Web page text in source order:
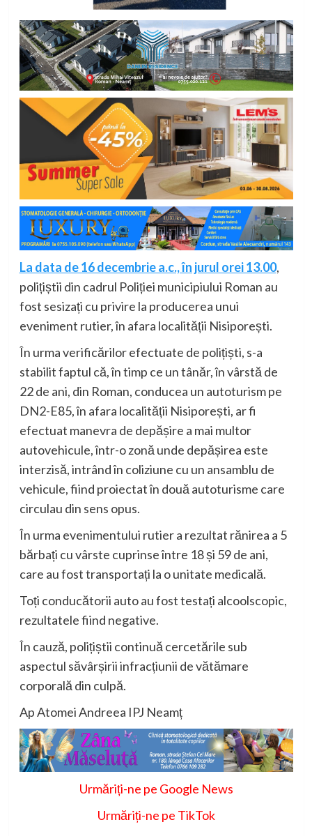
La data de 16 decembrie a.c., în jurul orei 13.00,
polițiștii din cadrul Poliției municipiului Roman au
fost sesizați cu privire la producerea unui
eveniment rutier, în afara localității Nisiporești.
În urma verificărilor efectuate de polițiști, s-a
stabilit faptul că, în timp ce un tânăr, în vârstă de
22 de ani, din Roman, conducea un autoturism pe
DN2-E85, în afara localității Nisiporești, ar fi
efectuat manevra de depășire a mai multor
autovehicule, într-o zonă unde depășirea este
interzisă, intrând în coliziune cu un ansamblu de
vehicule, fiind proiectat în două autoturisme care
circulau din sens opus.
În urma evenimentului rutier a rezultat rănirea a 5
bărbați cu vârste cuprinse între 18 și 59 de ani,
care au fost transportați la o unitate medicală.
Toți conducătorii auto au fost testați alcoolscopic,
rezultatele fiind negative.
În cauză, polițiștii continuă cercetările sub
aspectul săvârșirii infracțiunii de vătămare
corporală din culpă.
Ap Atomei Andreea IPJ Neamț
Urmăriți-ne pe Google News
Urmăriți-ne pe TikTok